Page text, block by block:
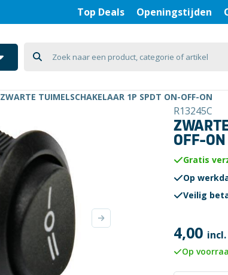
Top Deals Openingstijden
ZWARTE TUIMELSCHAKELAAR 1P SPDT ON-OFF-ON
R13245C
OFF-ON
Gratis
Op
Veilig
4,00
Op